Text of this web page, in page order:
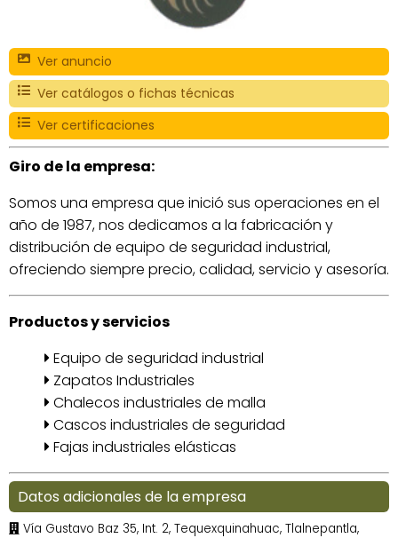
Ver anuncio
Ver catálogos o fichas técnicas
Ver certificaciones
Giro de la empresa:
Somos una empresa que inició sus operaciones en el
año de 1987, nos dedicamos a la fabricación y
distribución de equipo de seguridad industrial,
ofreciendo siempre precio, calidad, servicio y asesoría.
Productos y servicios
Equipo de seguridad industrial
Zapatos Industriales
Chalecos industriales de malla
Cascos industriales de seguridad
Fajas industriales elásticas
Datos adicionales de la empresa
Vía Gustavo Baz 35, Int. 2, Tequexquinahuac, Tlalnepantla,